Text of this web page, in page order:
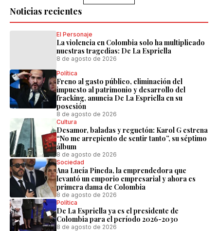
Noticias recientes
El Personaje
La violencia en Colombia solo ha multiplicado
nuestras tragedias: De La Espriella
8 de agosto de 2026
Política
Freno al gasto público, eliminación del
impuesto al patrimonio y desarrollo del
fracking, anuncia De La Espriella en su
posesión
8 de agosto de 2026
Cultura
Desamor, baladas y reguetón: Karol G estrena
“No me arrepiento de sentir tanto”, su séptimo
álbum
8 de agosto de 2026
Sociedad
Ana Lucía Pineda, la emprendedora que
levantó un emporio empresarial y ahora es
primera dama de Colombia
8 de agosto de 2026
Política
De La Espriella ya es el presidente de
Colombia para el período 2026-2030
8 de agosto de 2026